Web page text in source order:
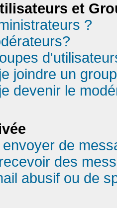
et
?
joindre un
devenir le
de
des
abusif ou de